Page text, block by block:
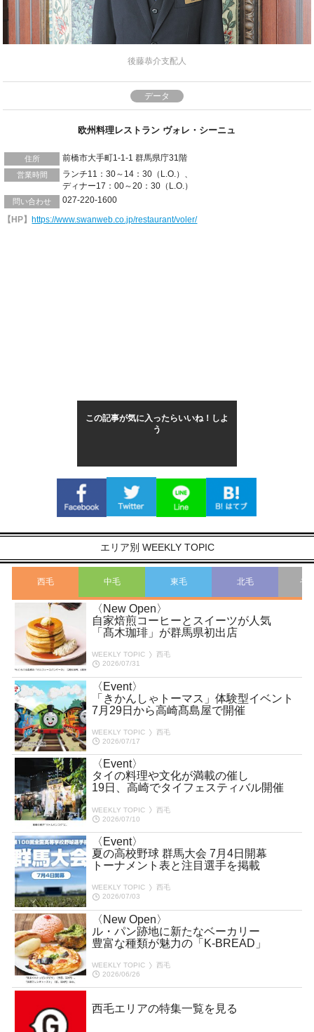
後藤恭介支配人
データ
欧州料理レストラン ヴォレ・シーニュ
住所 前橋市大手町1-1-1 群馬県庁31階
営業時間
ランチ11：30～14：30（L.O.）、
ディナー17：00～20：30（L.O.）
問い合わせ
027-220-1600
【HP】 https://www.swanweb.co.jp/restaurant/voler/
この記事が気に入ったらいいね！しよ
う
エリア別 WEEKLY TOPIC
西毛 中毛 東毛 北毛 そ
〈New Open〉
自家焙煎コーヒーとスイーツが人気
「髙木珈琲」が群馬県初出店
WEEKLY TOPIC
西毛
2026/07/31
〈Event〉
「きかんしゃトーマス」体験型イベント
7月29日から高崎髙島屋で開催
WEEKLY TOPIC
西毛
2026/07/17
〈Event〉
タイの料理や文化が満載の催し
19日、高崎でタイフェスティバル開催
WEEKLY TOPIC
西毛
2026/07/10
〈Event〉
夏の高校野球 群馬大会 7月4日開幕
トーナメント表と注目選手を掲載
WEEKLY TOPIC
西毛
2026/07/03
〈New Open〉
ル・パン跡地に新たなベーカリー
豊富な種類が魅力の「K-BREAD」
WEEKLY TOPIC
西毛
2026/06/26
西毛エリアの特集一覧を見る